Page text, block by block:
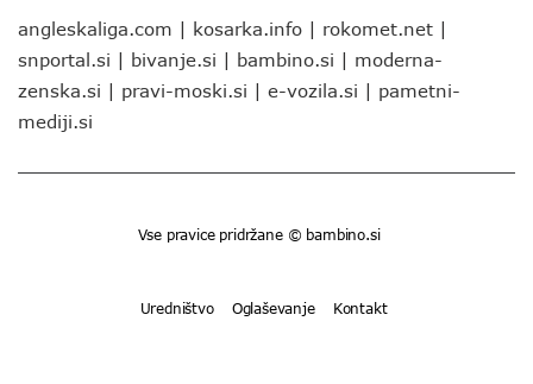
angleskaliga.com | kosarka.info | rokomet.net |
snportal.si | bivanje.si | bambino.si | moderna-
zenska.si | pravi-moski.si | e-vozila.si | pametni-
mediji.si
Vse pravice pridržane © bambino.si
Uredništvo Oglaševanje Kontakt